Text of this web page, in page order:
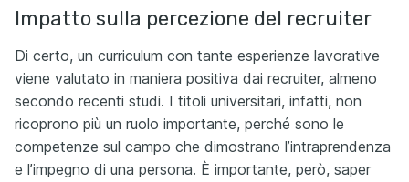
Impatto sulla percezione del recruiter
Di certo, un curriculum con tante esperienze lavorative
viene valutato in maniera positiva dai recruiter, almeno
secondo recenti studi. I titoli universitari, infatti, non
ricoprono più un ruolo importante, perché sono le
competenze sul campo che dimostrano l’intraprendenza
e l’impegno di una persona. È importante, però, saper